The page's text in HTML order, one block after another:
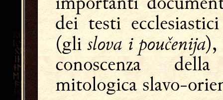
dei testi
(glislova i poučenija),
conoscenza
mitologica slavo-